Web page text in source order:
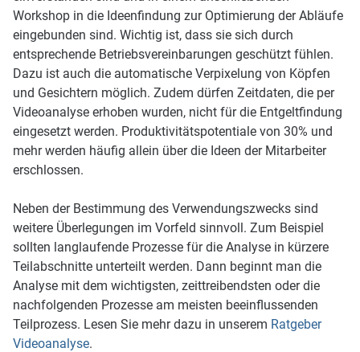
Workshop in die Ideenfindung zur Optimierung der Abläufe
eingebunden sind. Wichtig ist, dass sie sich durch
entsprechende Betriebsvereinbarungen geschützt fühlen.
Dazu ist auch die automatische Verpixelung von Köpfen
und Gesichtern möglich. Zudem dürfen Zeitdaten, die per
Videoanalyse erhoben wurden, nicht für die Entgeltfindung
eingesetzt werden. Produktivitätspotentiale von 30% und
mehr werden häufig allein über die Ideen der Mitarbeiter
erschlossen.
Neben der Bestimmung des Verwendungszwecks sind
weitere Überlegungen im Vorfeld sinnvoll. Zum Beispiel
sollten langlaufende Prozesse für die Analyse in kürzere
Teilabschnitte unterteilt werden. Dann beginnt man die
Analyse mit dem wichtigsten, zeittreibendsten oder die
nachfolgenden Prozesse am meisten beeinflussenden
Teilprozess. Lesen Sie mehr dazu in unserem Ratgeber
Videoanalyse.